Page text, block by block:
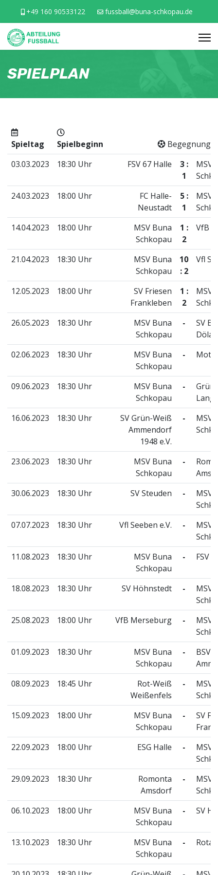
+49 160 90533122 fussball@buna-schkopau.de
SPIELPLAN
Spieltag Spielbeginn
Begegnung
03.03.2023
18:30 Uhr FSV 67 Halle
3 :
1
MSV
24.03.2023
18:00 Uhr
FC Halle-
Neustadt
5 :
1
MSV
14.04.2023
18:00 Uhr
MSV Buna
Schkopau
1 :
2
VfB
21.04.2023 18:30 Uhr
MSV Buna
Schkopau
10
: 2
Vfl
12.05.2023 18:00 Uhr
SV Friesen
Frankleben
1 :
2
MSV
26.05.2023
18:30 Uhr
MSV Buna
Schkopau
-
SV
Dölau
02.06.2023
18:30 Uhr
MSV Buna
Schkopau
-
09.06.2023 18:30 Uhr
MSV Buna
Schkopau
-
16.06.2023
18:30 Uhr
SV Grün-Weiß
Ammendorf
1948 e.V.
-
MSV
23.06.2023 18:30 Uhr
MSV Buna
Schkopau
-
30.06.2023
18:30 Uhr SV Steuden -
MSV
07.07.2023
18:30 Uhr Vfl Seeben e.V. -
MSV
11.08.2023
18:30 Uhr
MSV Buna
Schkopau
- FSV
18.08.2023 18:30 Uhr SV Höhnstedt -
MSV
25.08.2023
18:00 Uhr VfB Merseburg -
MSV
01.09.2023
18:30 Uhr
MSV Buna
Schkopau
-
BSV
08.09.2023
18:45 Uhr
Rot-Weiß
Weißenfels
-
MSV
15.09.2023
18:00 Uhr
MSV Buna
Schkopau
-
SV
22.09.2023
18:00 Uhr ESG Halle -
MSV
29.09.2023
18:30 Uhr
Romonta
Amsdorf
-
MSV
06.10.2023
18:00 Uhr
MSV Buna
Schkopau
- SV
13.10.2023 18:30 Uhr
MSV Buna
Schkopau
-